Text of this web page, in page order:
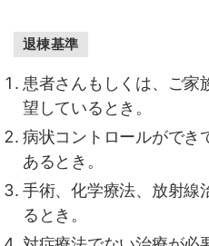
退棟基準
患者さんもしくは、ご家
望しているとき。
病状コントロールができ
あるとき。
手術、化学療法、放射線
るとき。